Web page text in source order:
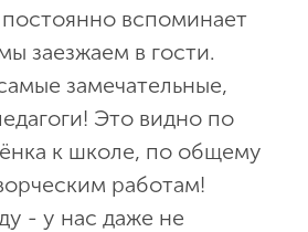
вспоминает
заезжаем в гости.
замечательные,
Это видно по
к школе, по общему
работам!
- у нас даже не